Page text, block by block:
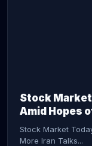
Stock Market
Amid Hopes
Stock Market
More Iran Talks...